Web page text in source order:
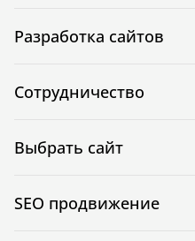
Разработка сайтов
Сотрудничество
Выбрать сайт
SEO продвижение